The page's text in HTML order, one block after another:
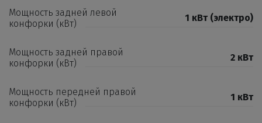
Мощность задней левой
конфорки (кВт)
1 кВт (электро)
Мощность задней правой
конфорки (кВт)
2 кВт
Мощность передней правой
конфорки (кВт)
1 кВт